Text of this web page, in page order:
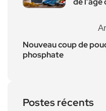
Nouveau coup de
phosphate
Postes récents